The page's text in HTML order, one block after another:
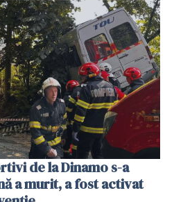
de la Dinamo s-a
a murit, a fost activat